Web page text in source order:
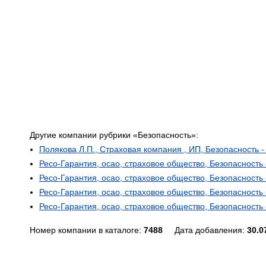
Другие компании рубрики «Безопасность»:
Полякова Л.П., Страховая компания , ИП, Безопасность
Ресо-Гарантия, осао, страховое общество,
Ресо-Гарантия, осао, страховое общество,
Ресо-Гарантия, осао, страховое общество,
Ресо-Гарантия, осао, страховое общество,
Номер компании в каталоге: 7488 Дата добавления: